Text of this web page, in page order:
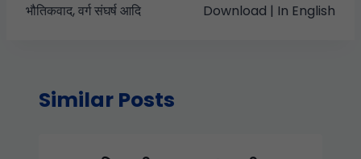
भौतिकवाद, वर्ग संघर्ष आदि
Download | In English
Similar Posts